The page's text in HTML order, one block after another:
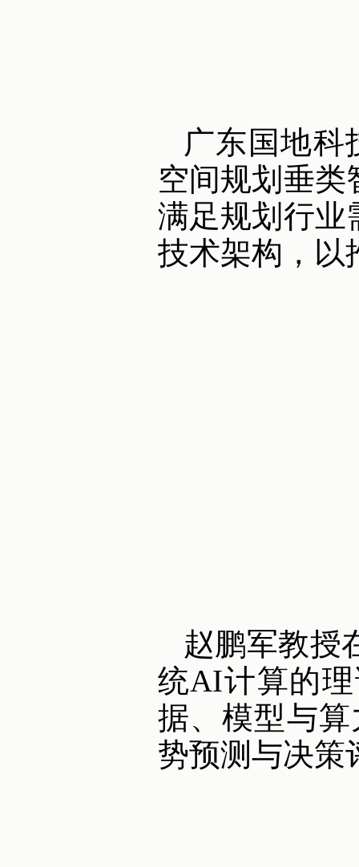
广东国地科
空间规划垂
满足规划行业
技术架构，以
赵鹏军教授
统AI计算的
据、模型与
势预测与决策